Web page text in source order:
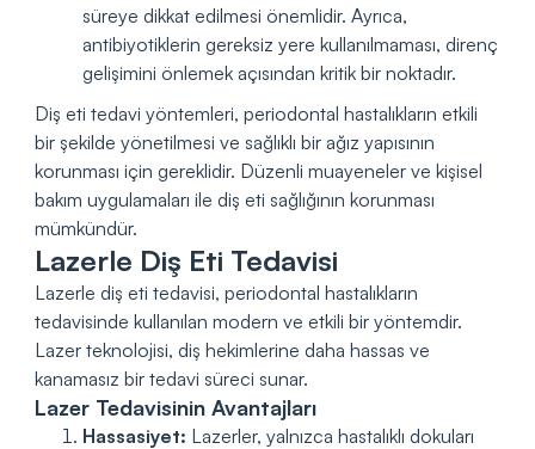
süreye dikkat edilmesi önemlidir. Ayrıca,
antibiyotiklerin gereksiz yere kullanılmaması, direnç
gelişimini önlemek açısından kritik bir noktadır.
Diş eti tedavi yöntemleri, periodontal hastalıkların etkili
bir şekilde yönetilmesi ve sağlıklı bir ağız yapısının
korunması için gereklidir. Düzenli muayeneler ve kişisel
bakım uygulamaları ile diş eti sağlığının korunması
mümkündür.
Lazerle Diş Eti Tedavisi
Lazerle diş eti tedavisi, periodontal hastalıkların
tedavisinde kullanılan modern ve etkili bir yöntemdir.
Lazer teknolojisi, diş hekimlerine daha hassas ve
kanamasız bir tedavi süreci sunar.
Lazer Tedavisinin Avantajları
Hassasiyet: Lazerler, yalnızca hastalıklı dokuları